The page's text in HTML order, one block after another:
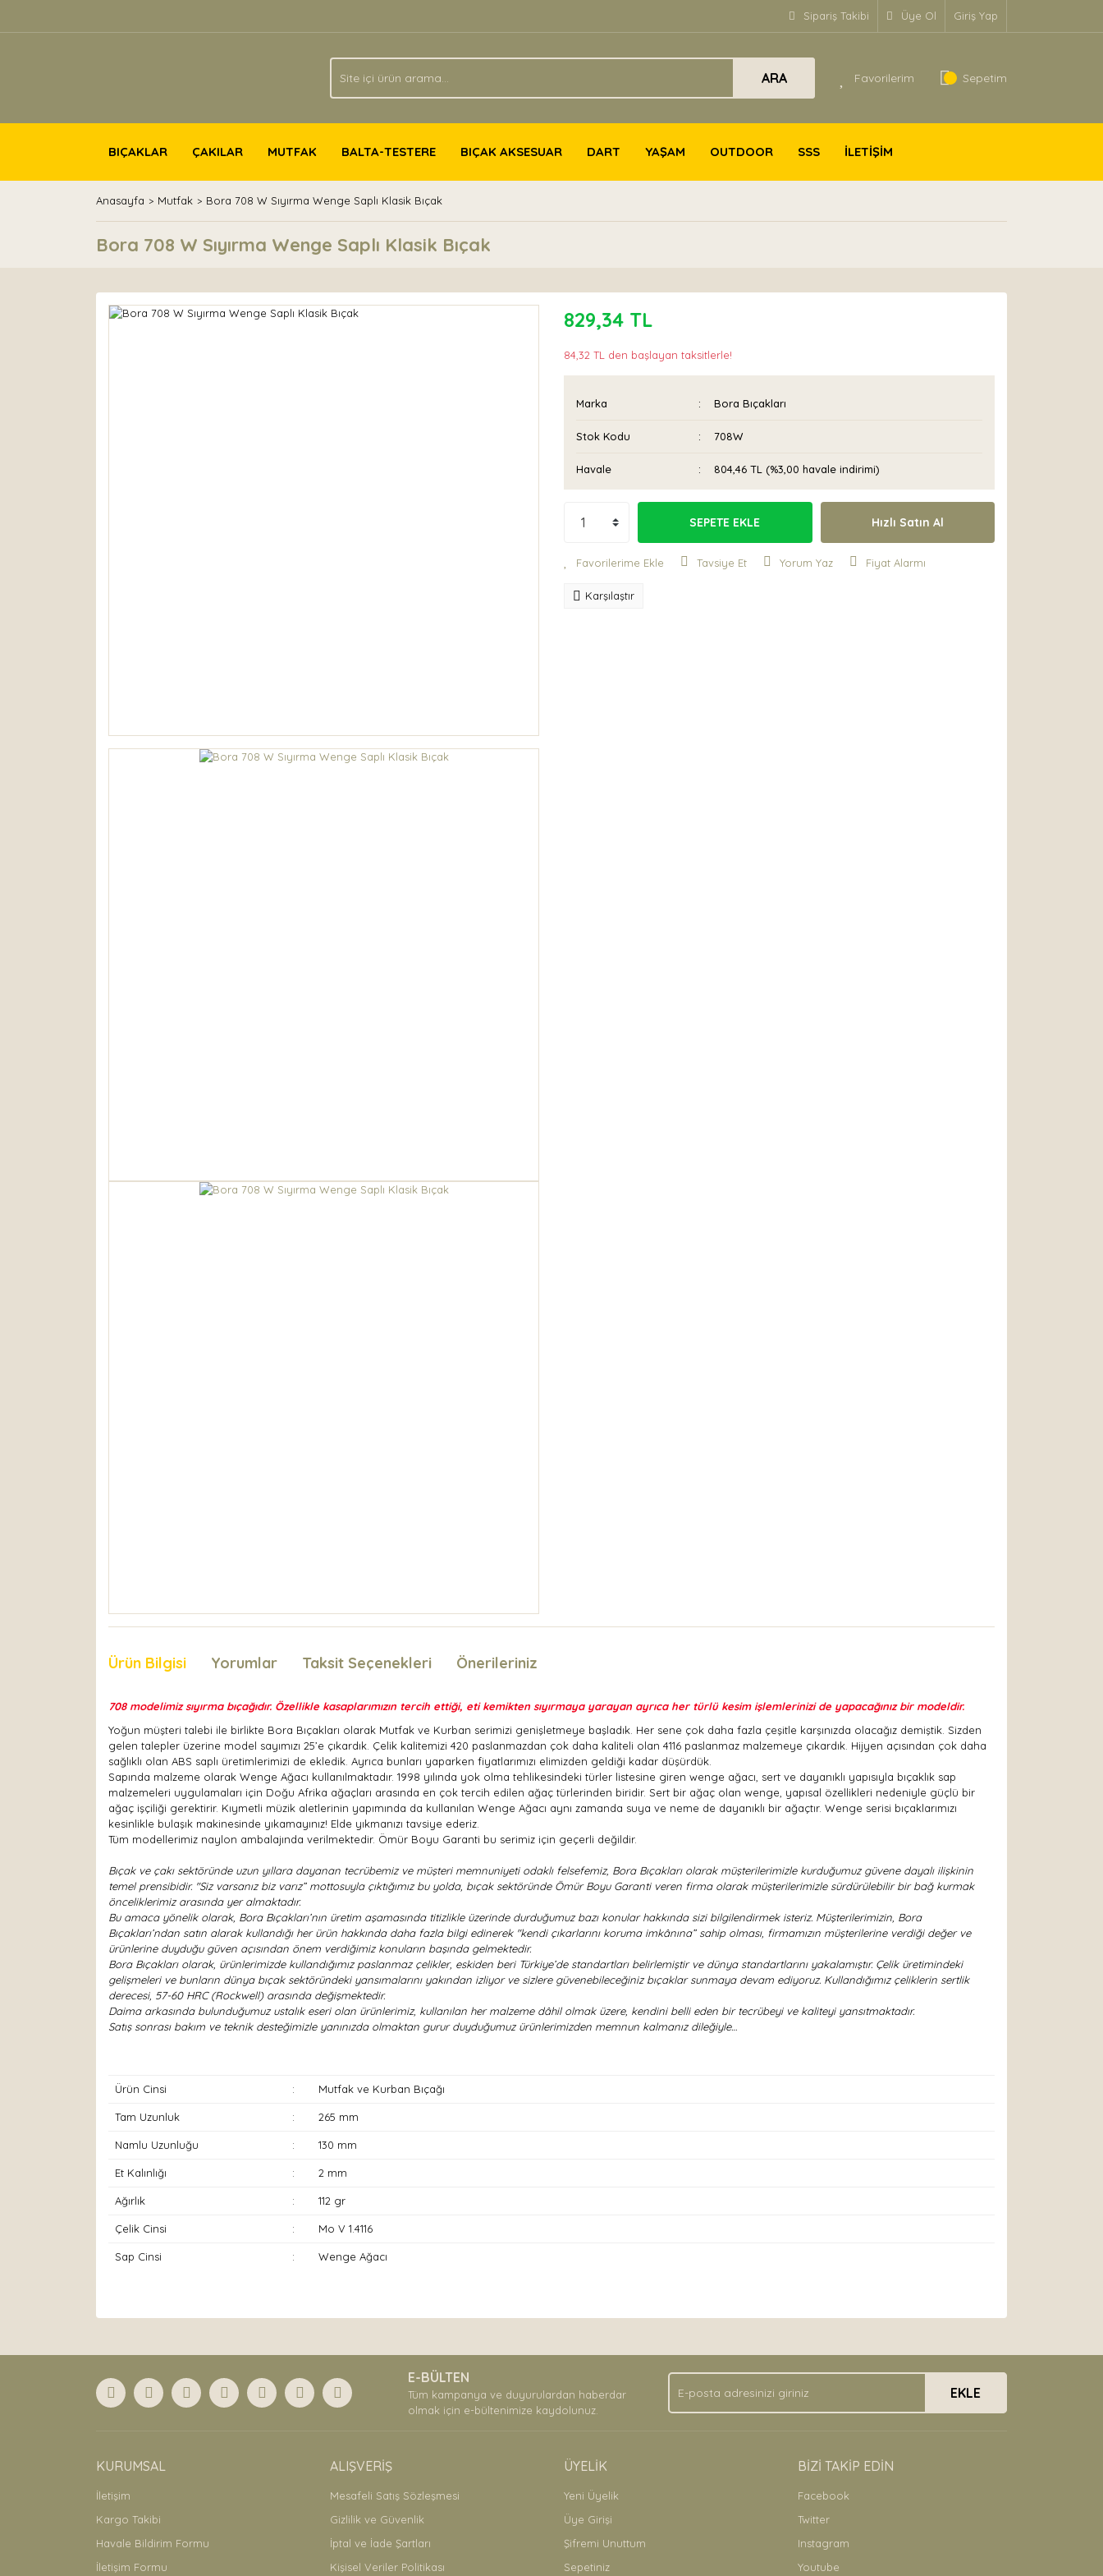
Sipariş Takibi Üye Ol Giriş Yap
ARA Favorilerim Sepetim
BIÇAKLAR ÇAKILAR MUTFAK BALTA-TESTERE BIÇAK AKSESUAR DART YAŞAM OUTDOOR SSS İLETİŞİM
Anasayfa Mutfak Bora 708 W Sıyırma Wenge Saplı Klasik Bıçak
Bora 708 W Sıyırma Wenge Saplı Klasik Bıçak
829,34 TL
84,32 TL den başlayan taksitlerle!
Marka Bora Bıçakları
Stok Kodu 708W
Havale 804,46 TL (%3,00 havale indirimi)
SEPETE EKLE Hızlı Satın Al
Tavsiye Et Yorum Yaz Fiyat Alarmı
Karşılaştır
Ürün Bilgisi Yorumlar Taksit Seçenekleri Önerileriniz
708 modelimiz sıyırma bıçağıdır. Özellikle kasaplarımızın tercih ettiği, eti kemikten sıyırmaya yarayan ayrıca her türlü kesim işlemlerinizi de yapacağınız bir modeldir.
Yoğun müşteri talebi ile birlikte Bora Bıçakları olarak Mutfak ve Kurban serimizi genişletmeye başladık. Her sene çok daha fazla çeşitle karşınızda olacağız demiştik. Sizden
gelen talepler üzerine model sayımızı 25’e çıkardık. Çelik kalitemizi 420 paslanmazdan çok daha kaliteli olan 4116 paslanmaz malzemeye çıkardık. Hijyen açısından çok daha
sağlıklı olan ABS saplı üretimlerimizi de ekledik. Ayrıca bunları yaparken fiyatlarımızı elimizden geldiği kadar düşürdük.
Sapında malzeme olarak Wenge Ağacı kullanılmaktadır. 1998 yılında yok olma tehlikesindeki türler listesine giren wenge ağacı, sert ve dayanıklı yapısıyla bıçaklık sap
malzemeleri uygulamaları için Doğu Afrika ağaçları arasında en çok tercih edilen ağaç türlerinden biridir. Sert bir ağaç olan wenge, yapısal özellikleri nedeniyle güçlü bir
ağaç işçiliği gerektirir. Kıymetli müzik aletlerinin yapımında da kullanılan Wenge Ağacı aynı zamanda suya ve neme de dayanıklı bir ağaçtır. Wenge serisi bıçaklarımızı
kesinlikle bulaşık makinesinde yıkamayınız! Elde yıkmanızı tavsiye ederiz.
Tüm modellerimiz naylon ambalajında verilmektedir. Ömür Boyu Garanti bu serimiz için geçerli değildir.
Bıçak ve çakı sektöründe uzun yıllara dayanan tecrübemiz ve müşteri memnuniyeti odaklı felsefemiz, Bora Bıçakları olarak müşterilerimizle kurduğumuz güvene dayalı ilişkinin
temel prensibidir. "Siz varsanız biz varız” mottosuyla çıktığımız bu yolda, bıçak sektöründe Ömür Boyu Garanti veren firma olarak müşterilerimizle sürdürülebilir bir bağ kurmak
önceliklerimiz arasında yer almaktadır.
Bu amaca yönelik olarak, Bora Bıçakları’nın üretim aşamasında titizlikle üzerinde durduğumuz bazı konular hakkında sizi bilgilendirmek isteriz. Müşterilerimizin, Bora
Bıçakları’ndan satın alarak kullandığı her ürün hakkında daha fazla bilgi edinerek "kendi çıkarlarını koruma imkânına” sahip olması, firmamızın müşterilerine verdiği değer ve
ürünlerine duyduğu güven açısından önem verdiğimiz konuların başında gelmektedir.
Bora Bıçakları olarak, ürünlerimizde kullandığımız paslanmaz çelikler, eskiden beri Türkiye’de standartları belirlemiştir ve dünya standartlarını yakalamıştır. Çelik üretimindeki
gelişmeleri ve bunların dünya bıçak sektöründeki yansımalarını yakından izliyor ve sizlere güvenebileceğiniz bıçaklar sunmaya devam ediyoruz. Kullandığımız çeliklerin sertlik
derecesi, 57-60 HRC (Rockwell) arasında değişmektedir.
Daima arkasında bulunduğumuz ustalık eseri olan ürünlerimiz, kullanılan her malzeme dâhil olmak üzere, kendini belli eden bir tecrübeyi ve kaliteyi yansıtmaktadır.
Satış sonrası bakım ve teknik desteğimizle yanınızda olmaktan gurur duyduğumuz ürünlerimizden memnun kalmanız dileğiyle…
Ürün Cinsi : Mutfak ve Kurban Bıçağı
Tam Uzunluk : 265 mm
Namlu Uzunluğu : 130 mm
Et Kalınlığı : 2 mm
Ağırlık : 112 gr
Çelik Cinsi : Mo V 1.4116
Sap Cinsi : Wenge Ağacı
Ürün açıklamasında eksik bilgiler bulunuyor.
Bu ürüne benzer farklı alternatifler olmalı.
Gönder
E-BÜLTEN
Tüm kampanya ve duyurulardan haberdar
olmak için e-bültenimize kaydolunuz.
EKLE
KURUMSAL
İletişim
Kargo Takibi
Havale Bildirim Formu
İletişim Formu
ALIŞVERİŞ
Mesafeli Satış Sözleşmesi
Gizlilik ve Güvenlik
İptal ve İade Şartları
Kişisel Veriler Politikası
ÜYELİK
Yeni Üyelik
Üye Girişi
Şifremi Unuttum
Sepetiniz
BİZİ TAKİP EDİN
Facebook
Twitter
Instagram
Youtube